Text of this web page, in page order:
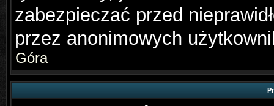
zabezpieczać przed
przez anonimowych
Góra